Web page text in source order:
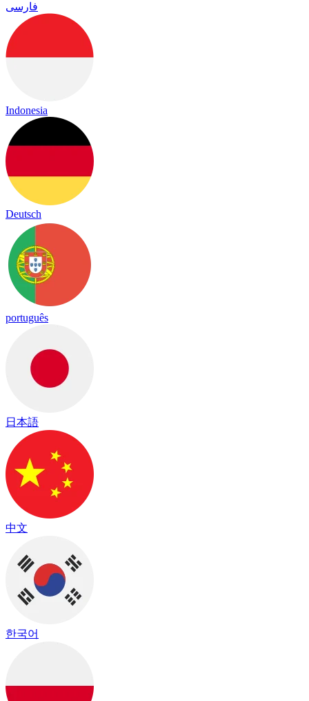
فارسی
Indonesia
Deutsch
português
日本語
中文
한국어